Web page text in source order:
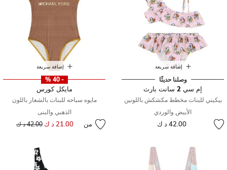
إضافة سريعة
وصلنا حديثًا
إم سي 2 سانت بارث
بيكيني للبنات مخطط مكشكش باللونين
الأبيض والوردي
42.00 د ك
إضافة سريعة
- 40 %
مايكل كورس
مايوه سباحه للبنات بالشعار باللون
الذهبي والبنى
من 21.00 د ك سعر مخفض من
42.00 د ك إلى